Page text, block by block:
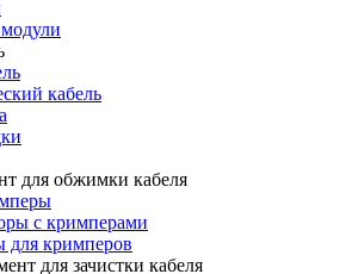
кабель
для обжимки кабеля
с кримперами
для кримперов